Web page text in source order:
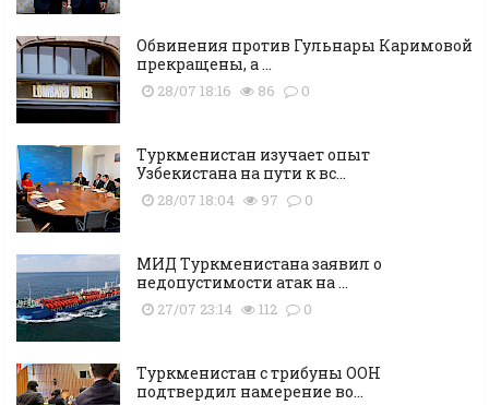
Обвинения против Гульнары Каримовой
прекращены, а ...
28/07 18:16 86 0
Туркменистан изучает опыт
Узбекистана на пути к вс...
28/07 18:04 97 0
МИД Туркменистана заявил о
недопустимости атак на ...
27/07 23:14 112 0
Туркменистан с трибуны ООН
подтвердил намерение во...